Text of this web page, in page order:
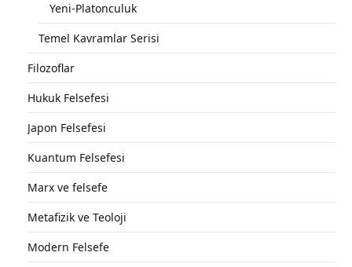
Yeni-Platonculuk
Temel Kavramlar Serisi
Filozoflar
Hukuk Felsefesi
Japon Felsefesi
Kuantum Felsefesi
Marx ve felsefe
Metafizik ve Teoloji
Modern Felsefe